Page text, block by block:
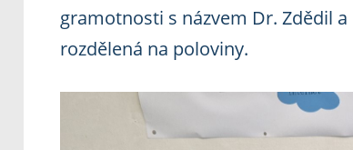
gramotnosti s názvem Dr. Zdědil
rozdělená na poloviny.